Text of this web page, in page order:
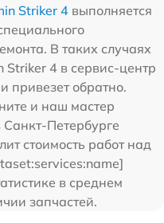
Striker 4 выполняется
В таких случаях
Striker 4 в сервис-центр
привезет обратно.
и наш мастер
Санкт-Петербурге
стоимость работ над
в среднем
запчастей.